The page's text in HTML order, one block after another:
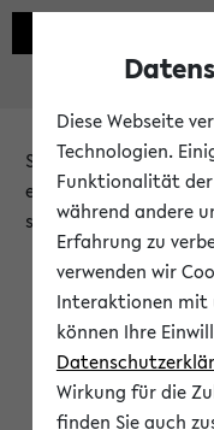
Sie möchten auf eine
erst nach einer
steht.
Bitte
Diese Webseite
Technologien.
Funktionalität der
während andere
Erfahrung zu
verwenden wir
Interaktionen mit
können Ihre
Wirkung für die
finden Sie auch